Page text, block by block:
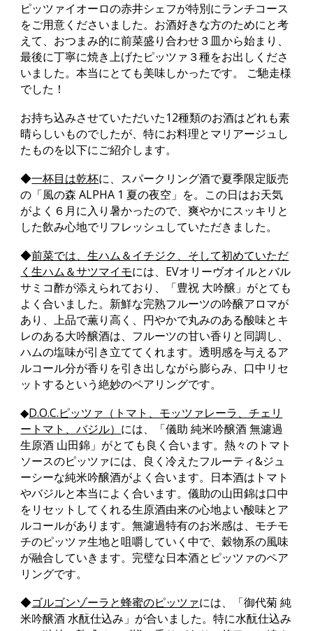
ピッツァイオーロの赤井シェフが特別にランチコース
をご用意くださいました。お酒好きな方のためにと考
えて、おつまみ的に前菜盛り合わせ３皿から始まり、
最後に丁寧に焼き上げたピッツァ３種をお出しくださ
いました。本当にとても美味しかったです。 ご馳走様
でした！
お持ち込みさせていただいた12種類のお酒はどれも素
晴らしいものでしたが、特にお料理とマリアージュし
たものを以下にご紹介します。
◆一杯目は乾杯に、スパークリング酒で夏季限定販売
の「風の森 ALPHA 1 夏の夜空」を。この日はお天気
がよく６月に入り暑かったので、爽やかにスッキリと
した飲み心地でリフレッシュしていただきました。
◆前菜では、生ハム＆イチジク、そして初めていただ
く生ハム＆サツマイモには、EVオリーヴオイルとバル
サミコ酢が添えられており、「豊祝 大吟醸」がとても
よく合いました。新鮮な完熟フルーツの吟醸アロマが
あり、上品で薫り高く、円やかで丸みのある酸味とキ
レのある大吟醸酒は、フルーツの甘い香りと同調し、
ハムの塩味が引き立ててくれます。透明感を与えるア
ルコール分が香りを引き出しながら膨らみ、口中リセ
ットするという絶妙のペアリングです。
◆D.O.C.ピッツァ（トマト、モッツァレーラ、チェリ
ートマト、バジル） には、「儀助 純米吟醸酒 無濾過
生原酒 山田錦」がとても良く合います。熱々のトマト
ソースのピッツァには、良く冷えたフルーティ&ジュ
ーシーな純米吟醸酒がよく合います。日本酒はトマト
やバジルと本当によく合います。儀助の山田錦は口中
をリセットしてくれる生原酒由来の心地よい酸味とア
ルコールがあります。無濾過特有のお米感は、モチモ
チのピッツァ生地と咀嚼していく中で、穀物系の風味
が融合していきます。完璧な日本酒とピッツァのペア
リングです。
◆ゴルゴンゾーラと蜂蜜のピッツァには、「御代菊 純
米吟醸酒 水酛仕込み」が合いました。特に水酛仕込み